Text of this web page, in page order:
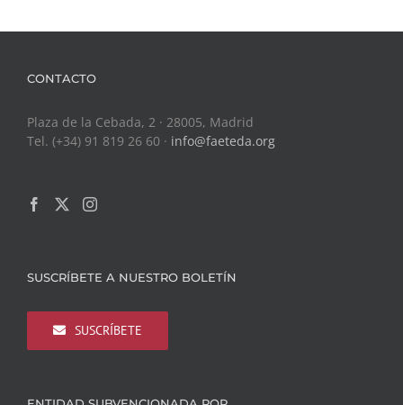
CONTACTO
Plaza de la Cebada, 2 · 28005, Madrid
Tel. (+34) 91 819 26 60 · info@faeteda.org
SUSCRÍBETE A NUESTRO BOLETÍN
SUSCRÍBETE